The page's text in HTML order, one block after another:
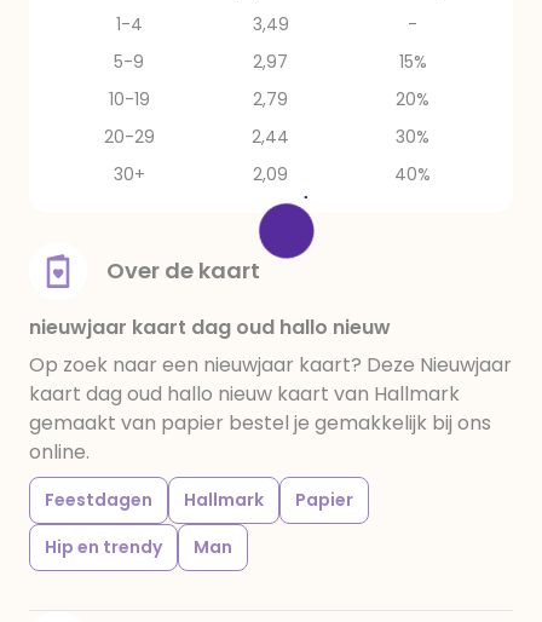
1-4
3,49
-
5-9
2,97
15%
10-19
2,79
20%
20-29
2,44
30%
30+
2,09 40%
Over de kaart
nieuwjaar kaart dag oud hallo nieuw
Op zoek naar een nieuwjaar kaart? Deze Nieuwjaar
kaart dag oud hallo nieuw kaart van Hallmark
gemaakt van papier bestel je gemakkelijk bij ons
online.
Feestdagen Hallmark
Papier
Hip en trendy
Man